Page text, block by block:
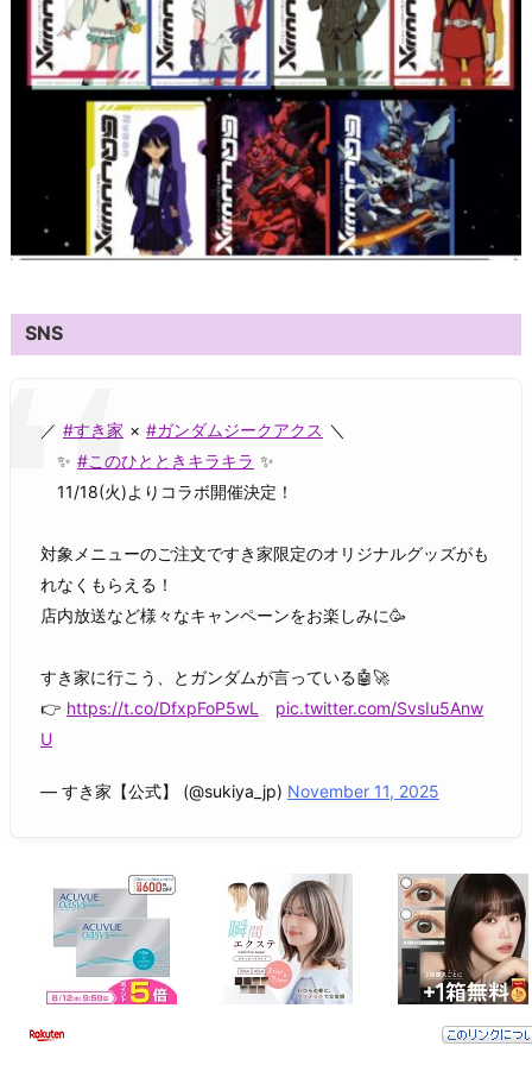
SNS
／ #すき家 × #ガンダムジークアクス ＼
✨ #このひとときキラキラ ✨
11/18(火)よりコラボ開催決定！
対象メニューのご注文ですき家限定のオリジナルグッズがも
れなくもらえる！
店内放送など様々なキャンペーンをお楽しみに🥳
すき家に行こう、とガンダムが言っている🤖🚀
👉 https://t.co/DfxpFoP5wL
pic.twitter.com/SvsIu5Anw
U
— すき家【公式】 (@sukiya_jp) November 11, 2025